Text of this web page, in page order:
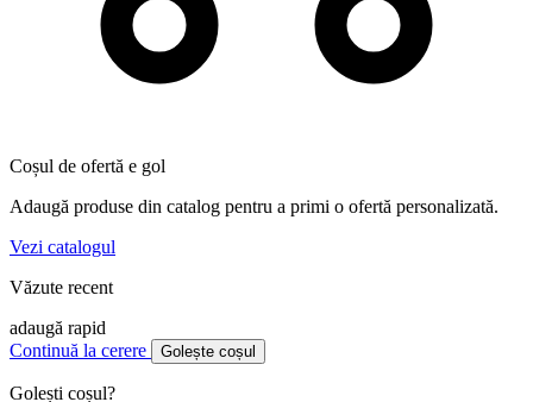
Coșul de ofertă e gol
Adaugă produse din catalog pentru a primi o ofertă personalizată.
Vezi catalogul
Văzute recent
adaugă rapid
Continuă la cerere
Golește coșul
Golești coșul?